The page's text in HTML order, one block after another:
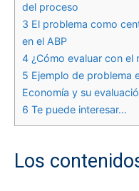
del proceso
3 El problema como
en el ABP
4 ¿Cómo evaluar con el
5 Ejemplo de problema
Economía y su
6 Te puede interesar…
Los